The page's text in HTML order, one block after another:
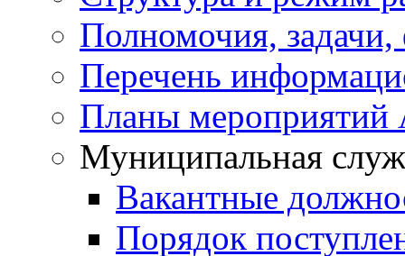
Полномочия,
Перечень
Планы мероприятий
Муниципальная
Вакантные
Порядок